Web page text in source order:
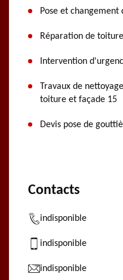
Pose et
Réparation de
Intervention
Travaux de
toiture et façade 15
Devis pose de
Contacts
indisponible
indisponible
indisponible